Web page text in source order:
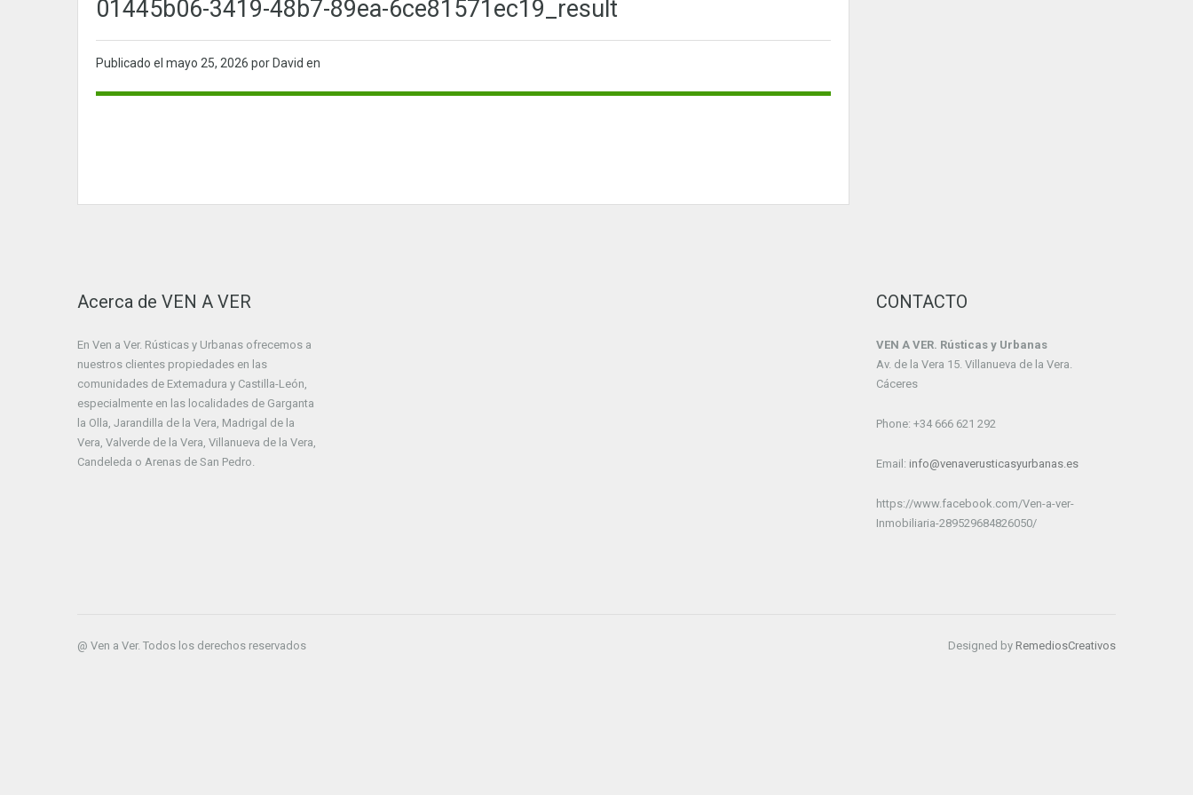
01445b06-3419-48b7-89ea-6ce81571ec19_result
Publicado el mayo 25, 2026 por David en
Acerca de VEN A VER
En Ven a Ver. Rústicas y Urbanas ofrecemos a
nuestros clientes propiedades en las
comunidades de Extemadura y Castilla-León,
especialmente en las localidades de Garganta
la Olla, Jarandilla de la Vera, Madrigal de la
Vera, Valverde de la Vera, Villanueva de la Vera,
Candeleda o Arenas de San Pedro.
CONTACTO
VEN A VER. Rústicas y Urbanas
Av. de la Vera 15. Villanueva de la Vera.
Cáceres
Phone: +34 666 621 292
Email: info@venaverusticasyurbanas.es
https://www.facebook.com/Ven-a-ver-
Inmobiliaria-289529684826050/
@ Ven a Ver. Todos los derechos reservados Designed by RemediosCreativos